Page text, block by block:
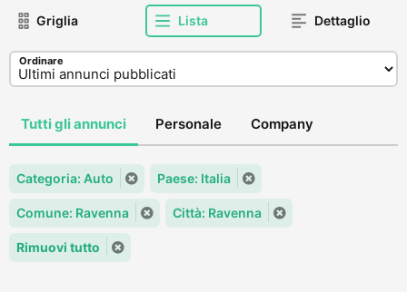
Griglia Lista Dettaglio
Ordinare
Tutti gli annunci Personale Company
Categoria: Auto Paese: Italia
Comune: Ravenna Città: Ravenna
Rimuovi tutto